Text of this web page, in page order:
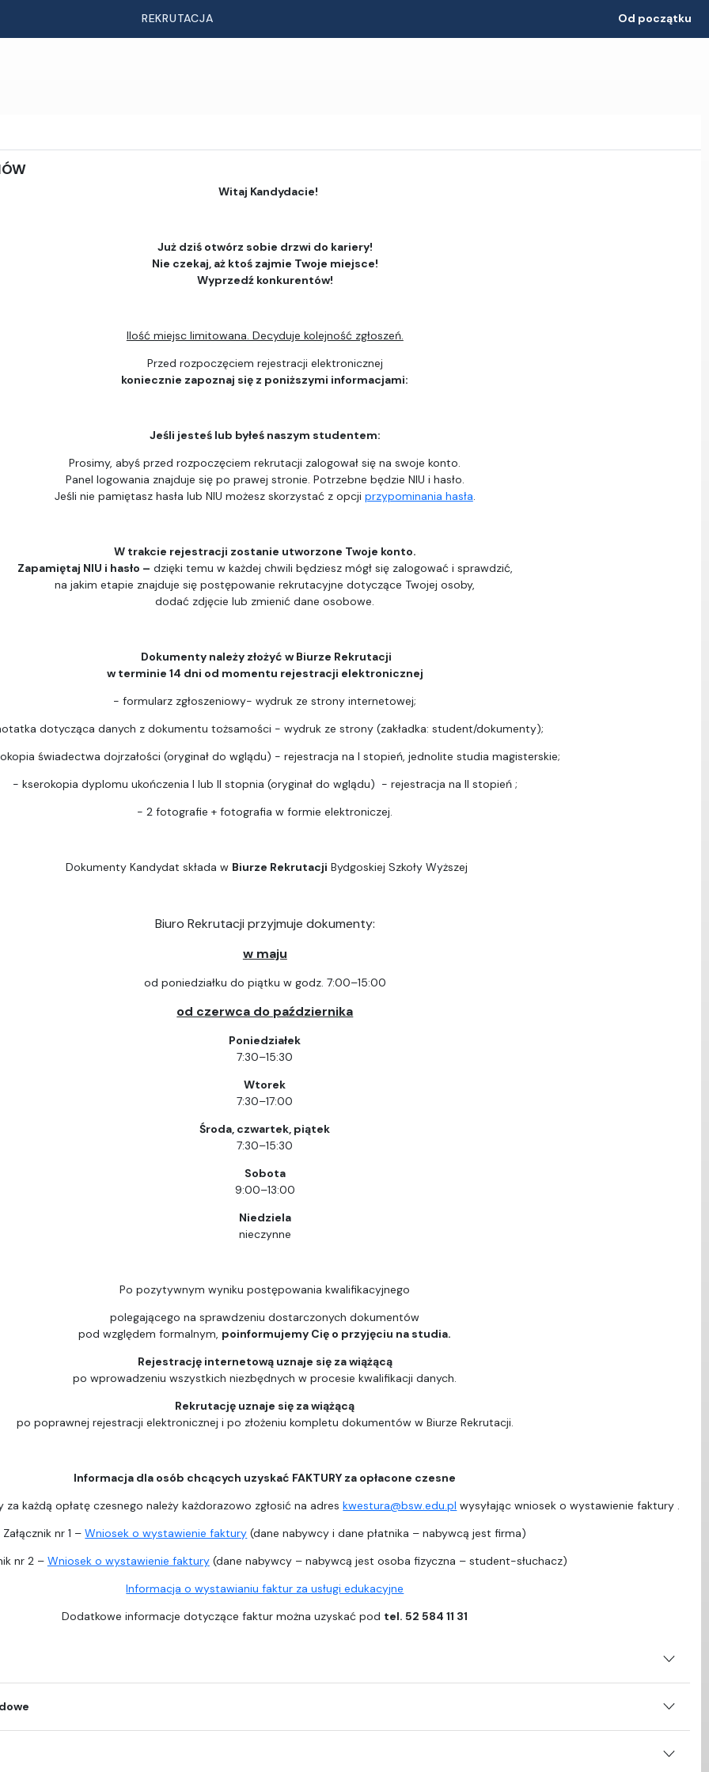
REKRUTACJA Od początku
Witaj Kandydacie!
Już dziś otwórz sobie drzwi do kariery!
Nie czekaj, aż ktoś zajmie Twoje miejsce!
Wyprzedź konkurentów!
Ilość miejsc limitowana. Decyduje kolejność zgłoszeń.
Przed rozpoczęciem rejestracji elektronicznej
koniecznie zapoznaj się z poniższymi informacjami:
Jeśli jesteś lub byłeś naszym studentem:
Prosimy, abyś przed rozpoczęciem rekrutacji zalogował się na swoje konto.
Panel logowania znajduje się po prawej stronie. Potrzebne będzie NIU i hasło.
Jeśli nie pamiętasz hasła lub NIU możesz skorzystać z opcji przypominania hasła
W trakcie rejestracji zostanie utworzone Twoje konto.
Zapamiętaj NIU i hasło – dzięki temu w każdej chwili będziesz mógł się zalogować i sprawdzić,
na jakim etapie znajduje się postępowanie rekrutacyjne dotyczące Twojej osoby,
dodać zdjęcie lub zmienić dane osobowe.
Dokumenty należy złożyć w Biurze Rekrutacji
w terminie 14 dni od momentu rejestracji elektronicznej
- formularz zgłoszeniowy- wydruk ze strony internetowej;
dotycząca danych z dokumentu tożsamości - wydruk ze strony (zakładka: student/dokumenty);
świadectwa dojrzałości (oryginał do wglądu) - rejestracja na I stopień, jednolite studia magisterskie;
- kserokopia dyplomu ukończenia I lub II stopnia (oryginał do wglądu) - rejestracja na II stopień ;
- 2 fotografie + fotografia w formie elektroniczej.
Dokumenty Kandydat składa w Biurze Rekrutacji Bydgoskiej Szkoły Wyższej
Biuro Rekrutacji przyjmuje dokumenty:
w maju
od poniedziałku do piątku w godz. 7:00–15:00
od czerwca do października
Poniedziałek
7:30–15:30
Wtorek
7:30–17:00
Środa, czwartek, piątek
7:30–15:30
Sobota
9:00–13:00
Niedziela
nieczynne
Po pozytywnym wyniku postępowania kwalifikacyjnego
polegającego na sprawdzeniu dostarczonych dokumentów
pod względem formalnym, poinformujemy Cię o przyjęciu na studia.
Rejestrację internetową uznaje się za wiążącą
po wprowadzeniu wszystkich niezbędnych w procesie kwalifikacji danych.
Rekrutację uznaje się za wiążącą
po poprawnej rejestracji elektronicznej i po złożeniu kompletu dokumentów w Biurze Rekrutacji.
Informacja dla osób chcących uzyskać FAKTURY za opłacone czesne
każdą opłatę czesnego należy każdorazowo zgłosić na adreskwestura@bsw.edu.pl wysyłając wniosek o wystawienie faktury .
Załącznik nr 1 –Wniosek o wystawienie faktury (dane nabywcy i dane płatnika – nabywcą jest firma)
nr 2 – Wniosek o wystawienie faktury(dane nabywcy – nabywcą jest osoba fizyczna – student-słuchacz)
Informacja o wystawianiu faktur za usługi edukacyjne
Dodatkowe informacje dotyczące faktur można uzyskać pod tel. 52 584 11 31